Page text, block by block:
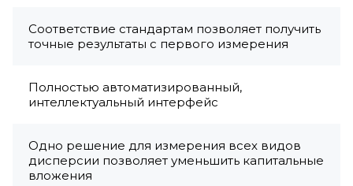
Соответствие стандартам позволяет получить
точные результаты с первого измерения
Полностью автоматизированный,
интеллектуальный интерфейс
Одно решение для измерения всех видов
дисперсии позволяет уменьшить капитальные
вложения